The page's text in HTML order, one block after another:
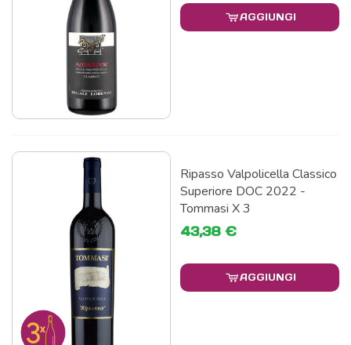
AGGIUNGI
Ripasso Valpolicella Classico
Superiore DOC 2022 -
Tommasi X 3
43,38 €
AGGIUNGI